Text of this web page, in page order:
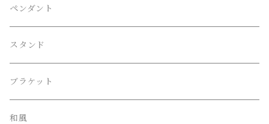
Herman Miller （ハーマンミラー）
LE KLINT （レクリント）
Louis Poulsen （ルイスポールセン）
William Morris （ウィリアム モリス）
伊東豊雄 / Toyo・Ito
吉田五十八 / Isoya・Yoshida
Frank Lloyd Wright ﾌﾗﾝｸﾛｲﾄﾞﾗｲﾄ
ペンダント
スタンド
ブラケット
和風